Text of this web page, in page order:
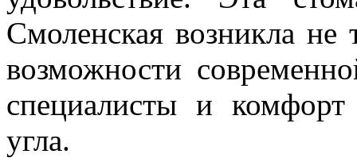
Смоленская возникла не
возможности
специалисты и комфорт
угла.